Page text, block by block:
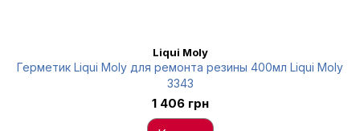
Liqui Moly
Герметик Liqui Moly для ремонта резины 400мл Liqui Moly
3343
1 406 грн